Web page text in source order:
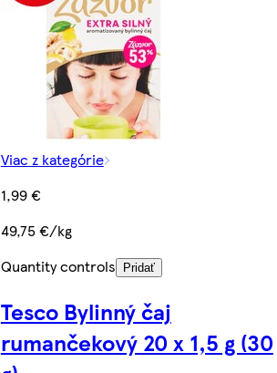
Viac z kategórie
1,99 €
49,75 €/kg
Quantity controls
Pridať
Tesco Bylinný čaj
rumančekový 20 x 1,5 g (30